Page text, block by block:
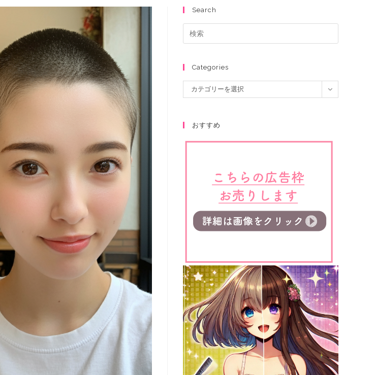
Search
Categories
カテゴリーを選択
おすすめ